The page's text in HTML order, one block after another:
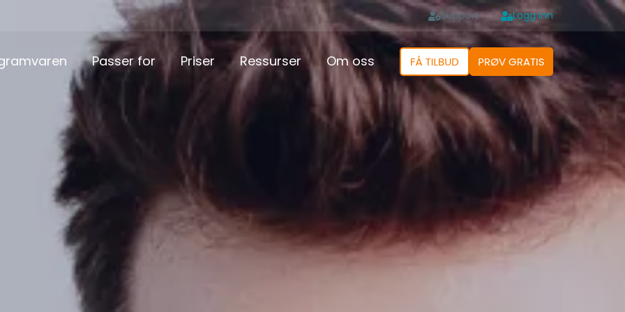
Support Logg inn
Passer for Priser Ressurser Om oss